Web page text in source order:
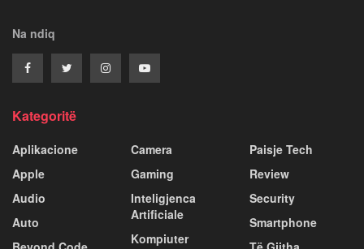
Na ndiq
Kategoritë
Aplikacione
Apple
Audio
Auto
Camera
Gaming
Inteligjenca
Artificiale
Kompiuter
Paisje Tech
Review
Security
Smartphone